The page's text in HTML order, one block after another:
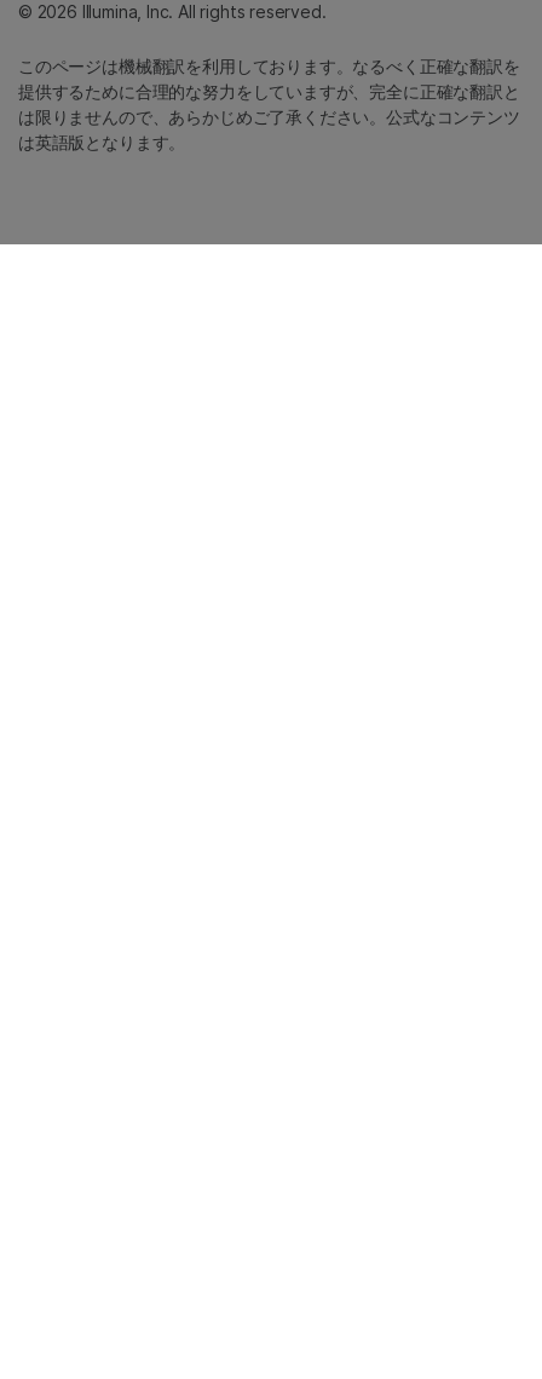
このページは機械翻訳を利用しております。なるべく正確な翻訳を
提供するために合理的な努力をしていますが、完全に正確な翻訳と
は限りませんので、あらかじめご了承ください。公式なコンテンツ
は英語版となります。
© 2026 Illumina, Inc. All rights reserved.